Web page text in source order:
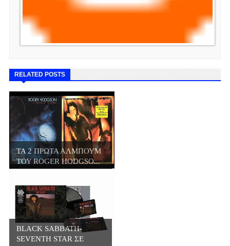
RELATED POSTS
ΤΑ 2 ΠΡΩΤΑ ΑΛΜΠΟΥΜ
ΤΟΥ ROGER HODGSO...
BLACK SABBATH-
SEVENTH STAR ΣΕ